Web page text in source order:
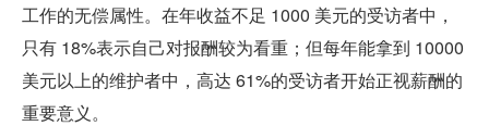
工作的无偿属性。在年收益不足 1000 美元的受访者中，
只有 18%表示自己对报酬较为看重；但每年能拿到 10000
美元以上的维护者中，高达 61%的受访者开始正视薪酬的
重要意义。